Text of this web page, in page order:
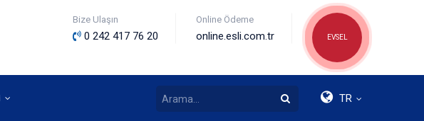
Bize Ulaşın
0 242 417 76 20
Online Ödeme
online.esli.com.tr EVSEL
TR